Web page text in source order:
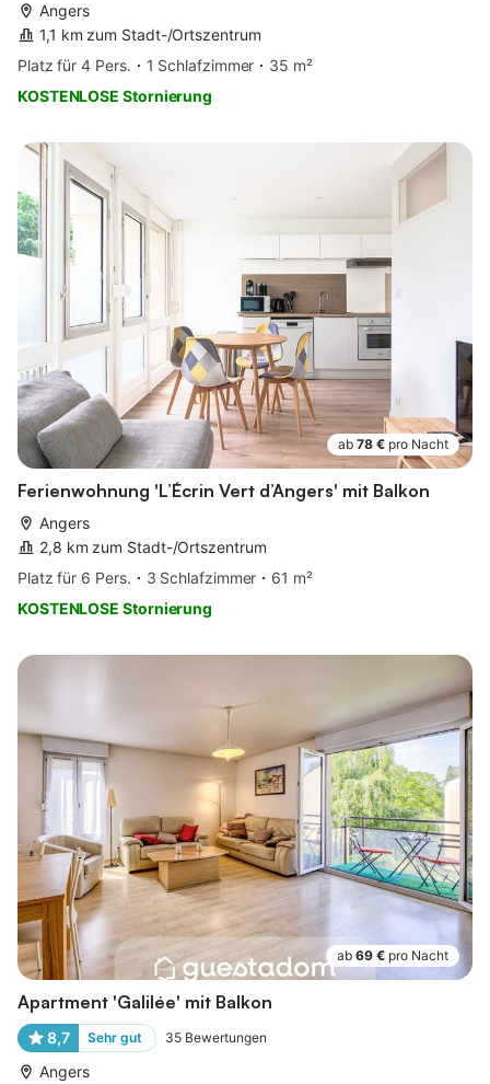
Angers
1,1 km zum Stadt-/Ortszentrum
Platz für 4 Pers.
1 Schlafzimmer
35 m²
KOSTENLOSE Stornierung
ab 78 € pro Nacht
Ferienwohnung 'L’Écrin Vert d’Angers' mit Balkon
Angers
2,8 km zum Stadt-/Ortszentrum
Platz für 6 Pers.
3 Schlafzimmer
61 m²
KOSTENLOSE Stornierung
ab 69 € pro Nacht
Apartment 'Galilée' mit Balkon
8,7 Sehr gut 35 Bewertungen
Angers